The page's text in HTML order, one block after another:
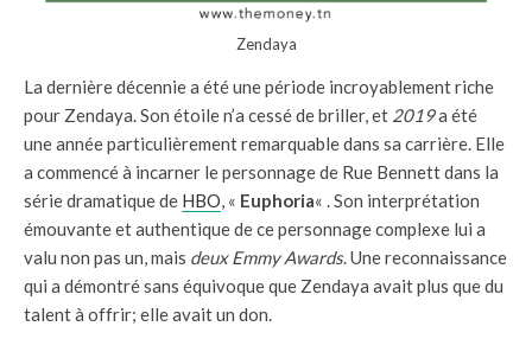
Zendaya
La dernière décennie a été une période incroyablement riche
pour Zendaya. Son étoile n’a cessé de briller, et 2019a été
une année particulièrement remarquable dans sa carrière. Elle
a commencé à incarner le personnage de Rue Bennett dans la
série dramatique de HBO , « Euphoria« . Son interprétation
émouvante et authentique de ce personnage complexe lui a
valu non pas un, mais deux Emmy Awards. Une reconnaissance
qui a démontré sans équivoque que Zendaya avait plus que du
talent à offrir; elle avait un don.